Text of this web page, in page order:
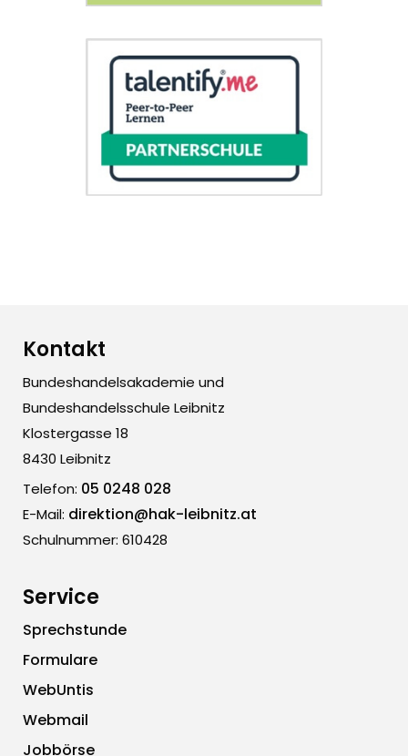
Kontakt
Bundeshandelsakademie und
Bundeshandelsschule Leibnitz
Klostergasse 18
8430 Leibnitz
Telefon: 05 0248 028
E-Mail: direktion@hak-leibnitz.at
Schulnummer: 610428
Service
Sprechstunde
Formulare
WebUntis
Webmail
Jobbörse